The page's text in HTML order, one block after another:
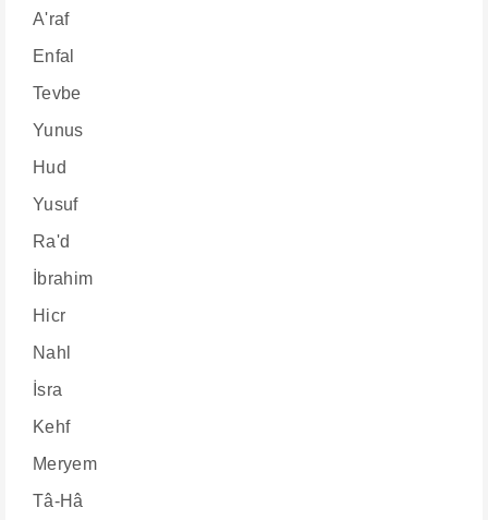
A'raf
Enfal
Tevbe
Yunus
Hud
Yusuf
Ra'd
İbrahim
Hicr
Nahl
İsra
Kehf
Meryem
Tâ-Hâ